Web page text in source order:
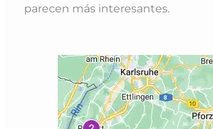
parecen más interesantes.